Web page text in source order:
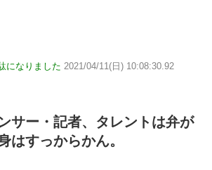
になりました 2021/04/11(日) 10:08:30.92
サー・記者、タレントは弁が
はすっからかん。